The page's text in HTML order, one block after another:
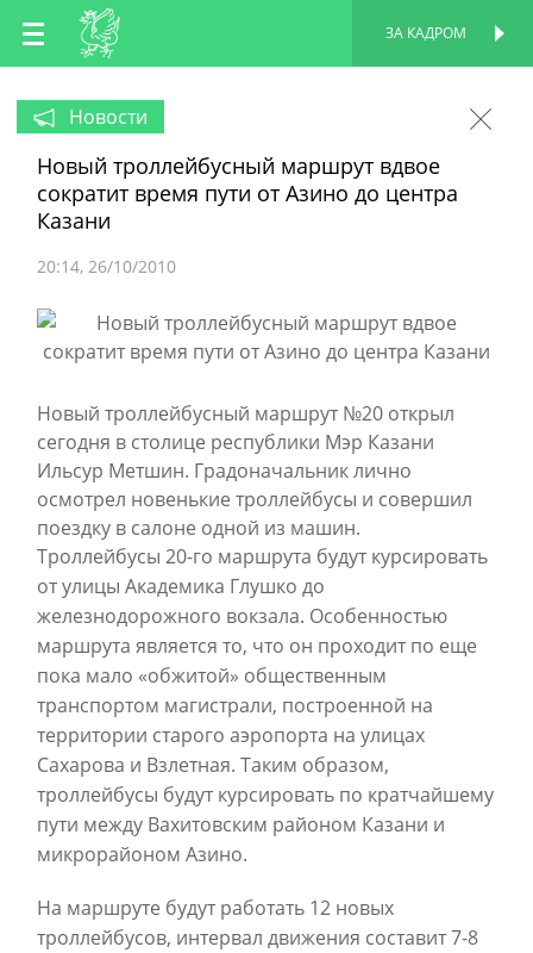
RU
EN
ЗА КАДРОМ
Новости
Новый троллейбусный маршрут вдвое
сократит время пути от Азино до центра
Казани
20:14 26/10/2010
Новый троллейбусный маршрут №20 открыл
сегодня в столице республики Мэр Казани
Ильсур Метшин. Градоначальник лично
осмотрел новенькие троллейбусы и совершил
поездку в салоне одной из машин.
Троллейбусы 20-го маршрута будут курсировать
от улицы Академика Глушко до
железнодорожного вокзала. Особенностью
маршрута является то, что он проходит по еще
пока мало «обжитой» общественным
транспортом магистрали, построенной на
территории старого аэропорта на улицах
Сахарова и Взлетная. Таким образом,
троллейбусы будут курсировать по кратчайшему
пути между Вахитовским районом Казани и
микрорайоном Азино.
На маршруте будут работать 12 новых
троллейбусов, интервал движения составит 7-8
ПЕРСОНАЛЬНАЯ